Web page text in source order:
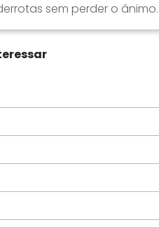
sem perder o ânimo.